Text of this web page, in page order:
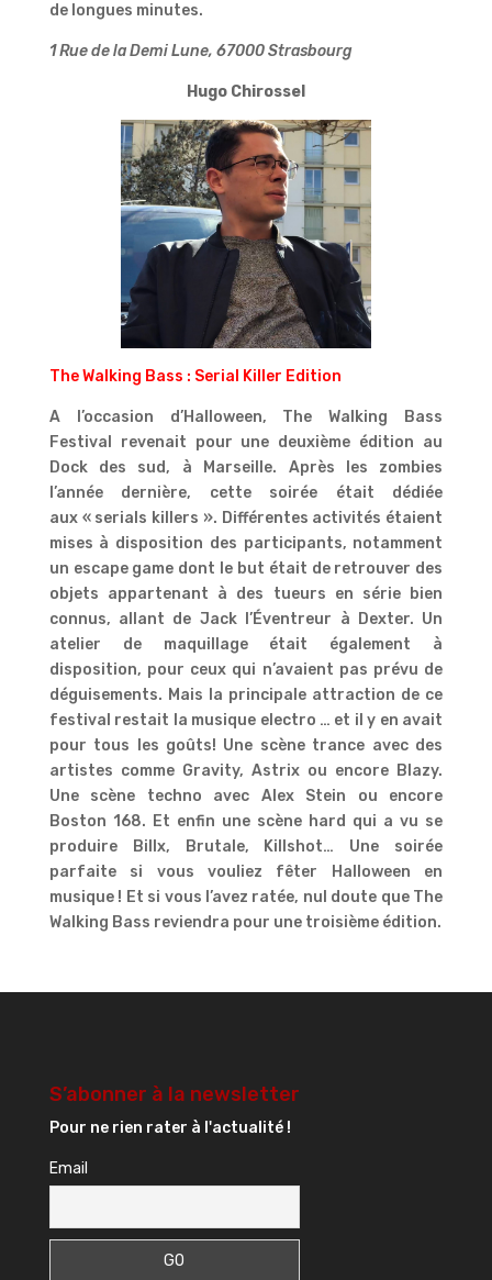
de longues minutes.
1 Rue de la Demi Lune, 67000 Strasbourg
Hugo Chirossel
The Walking Bass : Serial Killer Edition
A l’occasion d’Halloween, The Walking Bass
Festival revenait pour une deuxième édition au
Dock des sud, à Marseille. Après les zombies
l’année dernière, cette soirée était dédiée
aux « serials killers ». Différentes activités étaient
mises à disposition des participants, notamment
un escape game dont le but était de retrouver des
objets appartenant à des tueurs en série bien
connus, allant de Jack l’Éventreur à Dexter. Un
atelier de maquillage était également à
disposition, pour ceux qui n’avaient pas prévu de
déguisements. Mais la principale attraction de ce
festival restait la musique electro … et il y en avait
pour tous les goûts! Une scène trance avec des
artistes comme Gravity, Astrix ou encore Blazy.
Une scène techno avec Alex Stein ou encore
Boston 168. Et enfin une scène hard qui a vu se
produire Billx, Brutale, Killshot… Une soirée
parfaite si vous vouliez fêter Halloween en
musique ! Et si vous l’avez ratée, nul doute que The
Walking Bass reviendra pour une troisième édition.
S’abonner à la newsletter
Pour ne rien rater à l'actualité !
Email